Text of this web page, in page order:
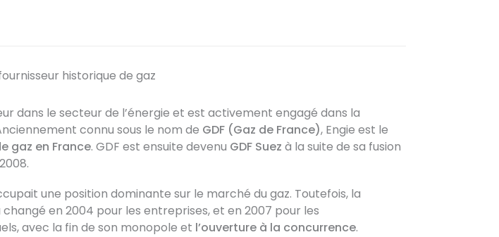
historique de gaz
dans le secteur de l’énergie et est activement engagé dans la
connu sous le nom de GDF (Gaz de France), Engie est le
gaz en France. GDF est ensuite devenu GDF Suez à la suite de sa fusion
une position dominante sur le marché du gaz. Toutefois, la
en 2004 pour les entreprises, et en 2007 pour les
avec la fin de son monopole et l’ouverture à la concurrence.